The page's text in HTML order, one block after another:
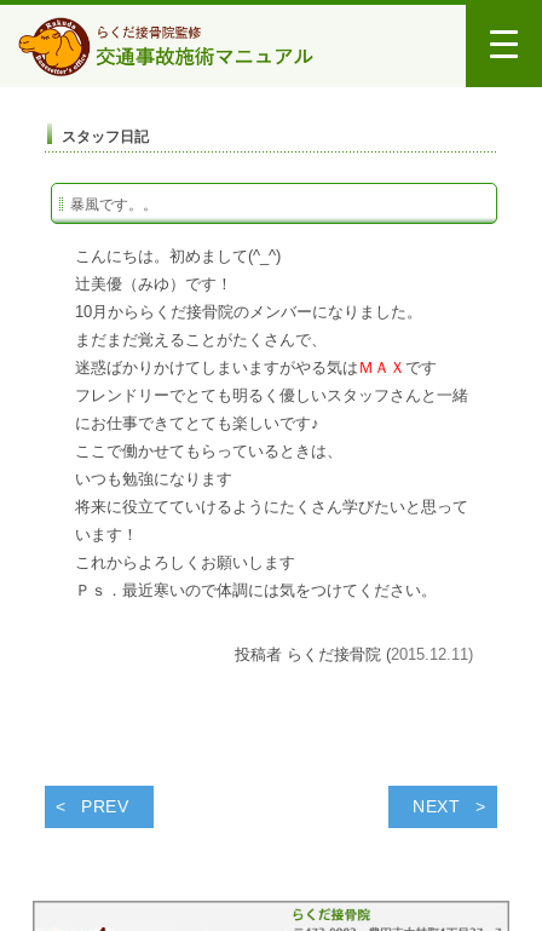
スタッフ日記
暴風です。。
こんにちは。初めまして(^_^)
辻美優（みゆ）です！
10月かららくだ接骨院のメンバーになりました。
まだまだ覚えることがたくさんで、
迷惑ばかりかけてしまいますがやる気は ＭＡＸ です
フレンドリーでとても明るく優しいスタッフさんと一緒
にお仕事できてとても楽しいです♪
ここで働かせてもらっているときは、
いつも勉強になります
将来に役立てていけるようにたくさん学びたいと思って
います！
これからよろしくお願いします
Ｐｓ．最近寒いので体調には気をつけてください。
投稿者 らくだ接骨院 (2015.12.11)
PREV NEXT